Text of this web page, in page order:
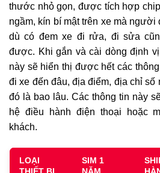
thước nhỏ gọn, được tích hợp
ngầm, kín bí mật trên xe mà người
dù có đem xe đi rửa, đi sửa
được. Khi gắn và cài dòng định
này sẽ hiển thị được hết các
đi xe đến đâu, địa điểm, địa chỉ
đó là bao lâu. Các thông tin này
hệ điều hành điện thoại hoặc
khách.
LOẠI
THIẾT BỊ
SIM 1
NĂM